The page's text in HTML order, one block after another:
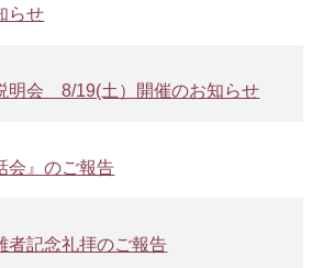
らせ
明会 8/19(土）開催のお知らせ
会』のご報告
者記念礼拝のご報告